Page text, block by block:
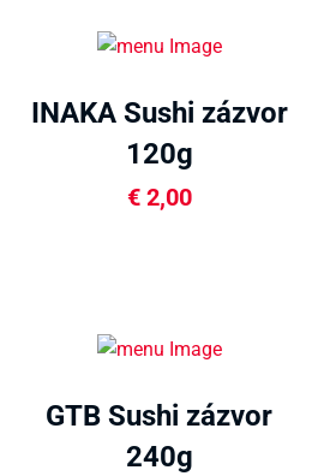
INAKA Sushi zázvor
120g
€2,00
GTB Sushi zázvor
240g